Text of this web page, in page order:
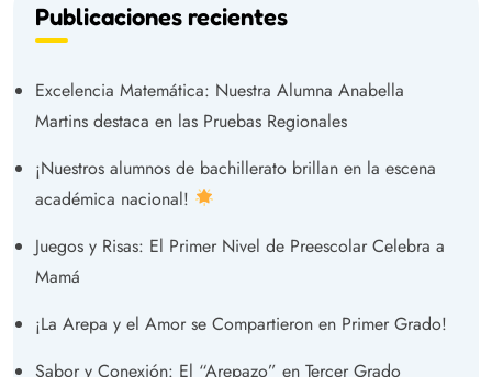
Publicaciones recientes
Excelencia Matemática: Nuestra Alumna Anabella
Martins destaca en las Pruebas Regionales
¡Nuestros alumnos de bachillerato brillan en la escena
académica nacional!
Juegos y Risas: El Primer Nivel de Preescolar Celebra a
Mamá
¡La Arepa y el Amor se Compartieron en Primer Grado!
Sabor y Conexión: El “Arepazo” en Tercer Grado